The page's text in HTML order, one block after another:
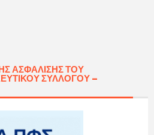
ΑΣΦΆΛΙΣΗΣ ΤΟΥ
ΣΥΛΛΌΓΟΥ –